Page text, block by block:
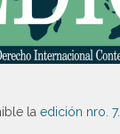
la edición nro. 7.